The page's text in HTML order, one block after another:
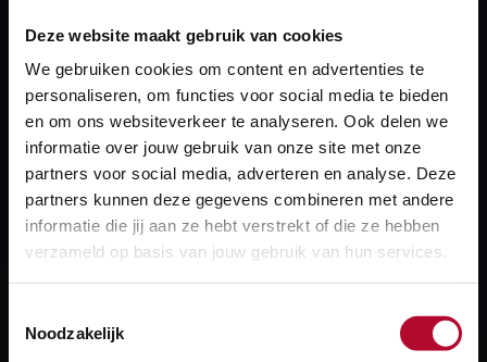
Deze website maakt gebruik van cookies
We gebruiken cookies om content en advertenties te
personaliseren, om functies voor social media te bieden
en om ons websiteverkeer te analyseren. Ook delen we
informatie over jouw gebruik van onze site met onze
partners voor social media, adverteren en analyse. Deze
partners kunnen deze gegevens combineren met andere
informatie die jij aan ze hebt verstrekt of die ze hebben
verzameld op basis van jouw gebruik van hun services.
Noodzakelijk
Verwerkte projecten
06-08-2026
Meld je aan voor de e-mailnotificatie
Heb je een vraag hierover? Gebruik onderstaand
formulier.
Heb je een vraag?